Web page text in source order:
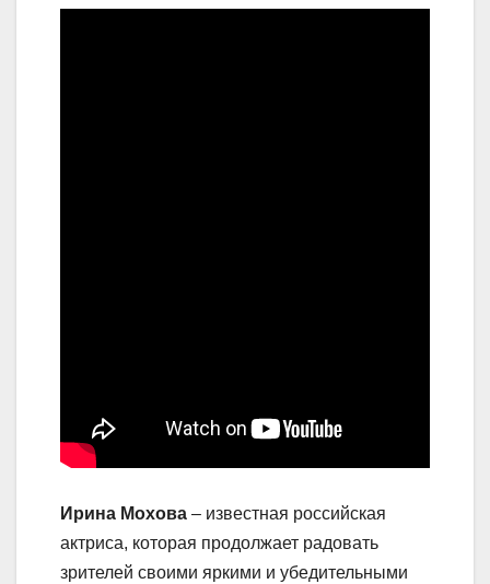
Ирина Мохова – известная российская
актриса, которая продолжает радовать
зрителей своими яркими и убедительными